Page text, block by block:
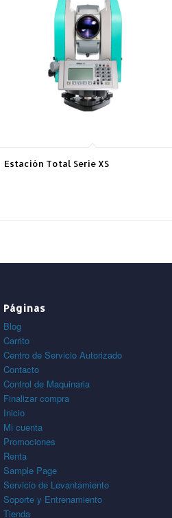
Estación Total Serie XS
Páginas
Blog
Carrito
Centro de Servicio Autorizado
Contacto
Control de Maquinaria
Finalizar compra
Inicio
Mi cuenta
Promociones
Renta
Sample Page
Servicio de Levantamiento
Soporte y Entrenamiento
Tienda